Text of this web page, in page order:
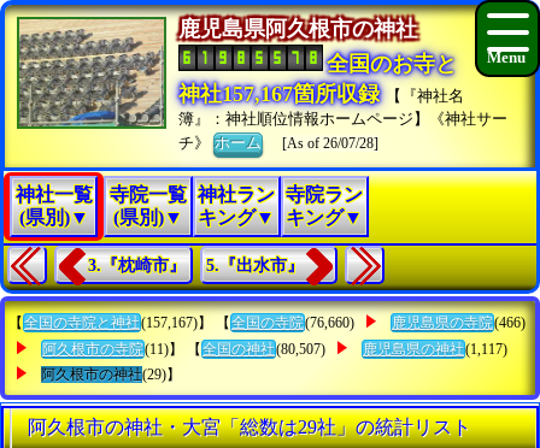
鹿児島県阿久根市の神社
全国のお寺と
神社157,167箇所収録
【『神社名
簿』：神社順位情報ホームページ】《神社サー
チ》ホーム [As of 26/07/28]
神社一覧
(県別)▼
寺院一覧
(県別)▼
神社ラン
キング▼
寺院ラン
キング▼
3.『枕崎市』 5.『出水市』
【 全国の寺院と神社(157,167)】 【 全国の寺院(76,660) 鹿児島県の寺院(466)
阿久根市の寺院(11)】 【 全国の神社(80,507) 鹿児島県の神社(1,117)
阿久根市の神社(29)】
阿久根市の神社・大宮「総数は29社」の統計リスト